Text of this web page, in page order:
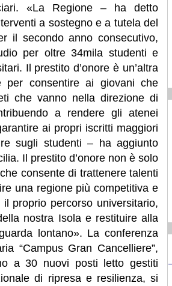
«La Regione – ha detto
a sostegno e a tutela del
il secondo anno consecutivo,
per oltre 34mila studenti e
Il prestito d’onore è un’altra
per consentire ai giovani che
che vanno nella direzione di
a rendere gli atenei
ai propri iscritti maggiori
sugli studenti – ha aggiunto
Il prestito d’onore non è solo
consente di trattenere talenti
una regione più competitiva e
proprio percorso universitario,
nostra Isola e restituire alla
lontano». La conferenza
“Campus Gran Cancelliere”,
a 30 nuovi posti letto gestiti
di ripresa e resilienza, si